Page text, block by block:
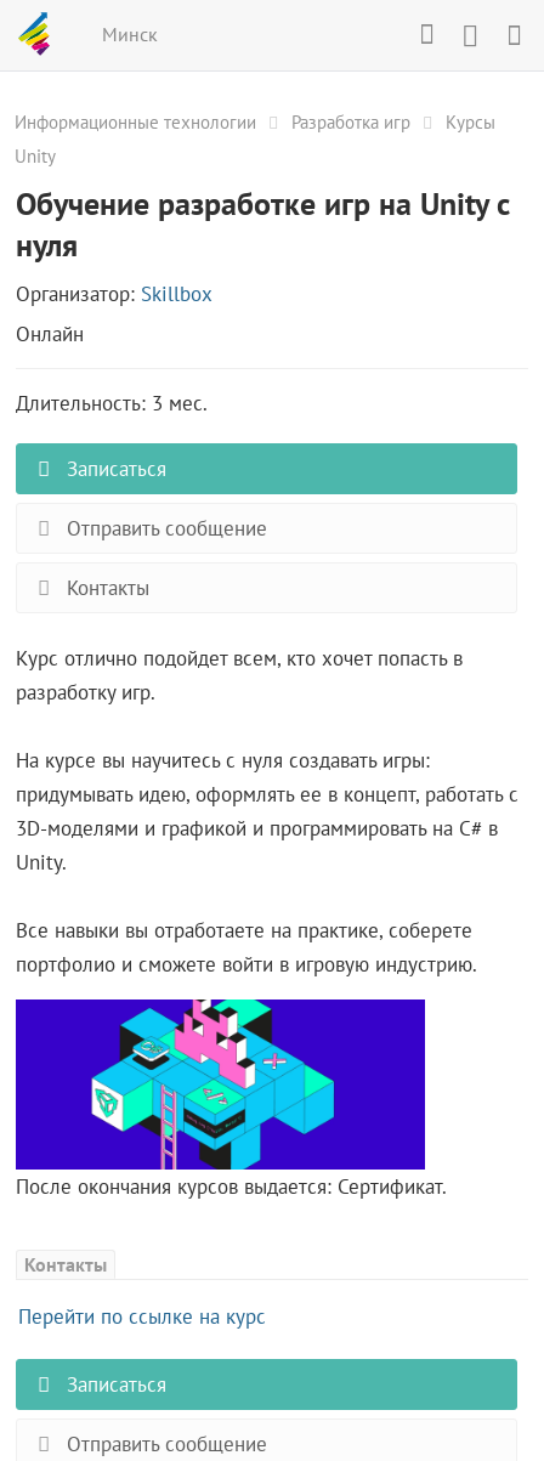
Минск
Информационные технологии Разработка игр
Курсы
Unity
Обучение разработке игр на Unity с
нуля
Организатор: Skillbox
Онлайн
Длительность: 3 мес.
Записаться
Отправить сообщение
Контакты
Курс отлично подойдет всем, кто хочет попасть в
разработку игр.
На курсе вы научитесь с нуля создавать игры:
придумывать идею, оформлять ее в концепт, работать с
3D-моделями и графикой и программировать на C# в
Unity.
Все навыки вы отработаете на практике, соберете
портфолио и сможете войти в игровую индустрию.
После окончания курсов выдается: Сертификат.
Контакты
Перейти по ссылке на курс
Записаться
Отправить сообщение